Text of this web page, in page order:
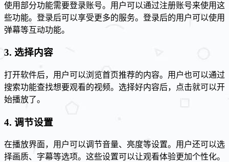
使用部分功能需要登录账号。用户可以通过注册账号来使用这
些功能。登录后可以享受更多的服务。登录后的用户可以使用
弹幕等互动功能。
3. 选择内容
打开软件后，用户可以浏览首页推荐的内容。用户也可以通过
搜索功能查找想要观看的视频。选择好内容后，点击就可以开
始播放了。
4. 调节设置
在播放界面，用户可以调节音量、亮度等设置。用户还可以选
择画质、字幕等选项。这些设置可以让观看体验更加个性化。